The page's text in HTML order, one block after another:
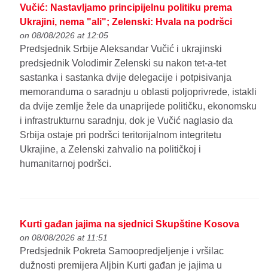
Vučić: Nastavljamo principijelnu politiku prema
Ukrajini, nema "ali"; Zelenski: Hvala na podršci
on 08/08/2026 at 12:05
Predsjednik Srbije Aleksandar Vučić i ukrajinski
predsjednik Volodimir Zelenski su nakon tet-a-tet
sastanka i sastanka dvije delegacije i potpisivanja
memoranduma o saradnju u oblasti poljoprivrede, istakli
da dvije zemlje žele da unaprijede političku, ekonomsku
i infrastrukturnu saradnju, dok je Vučić naglasio da
Srbija ostaje pri podršci teritorijalnom integritetu
Ukrajine, a Zelenski zahvalio na političkoj i
humanitarnoj podršci.
Kurti gađan jajima na sjednici Skupštine Kosova
on 08/08/2026 at 11:51
Predsjednik Pokreta Samoopredjeljenje i vršilac
dužnosti premijera Aljbin Kurti gađan je jajima u